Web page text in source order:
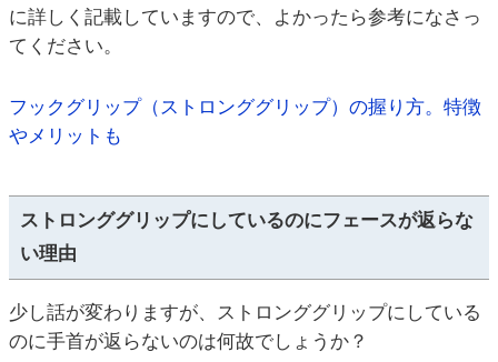
に詳しく記載していますので、よかったら参考になさっ
てください。
フックグリップ（ストロンググリップ）の握り方。特徴
やメリットも
ストロンググリップにしているのにフェースが返らな
い理由
少し話が変わりますが、ストロンググリップにしている
のに手首が返らないのは何故でしょうか？